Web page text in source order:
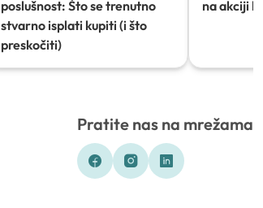
poslušnost: Što se trenutno
stvarno isplati kupiti (i što
preskočiti)
na akciji
Pratite nas na mrežama